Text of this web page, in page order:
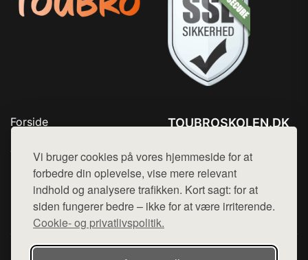
Vi bruger cookies på vores hjemmeside for at
forbedre din oplevelse, vise mere relevant
indhold og analysere trafikken. Kort sagt: for at
siden fungerer bedre – ikke for at være irriterende.
Cookie- og privatlivspolitik.
Forside
Top Rabatter
Blog
Kontakt
TOUBROSKOLEN.DK
Mail: hej@want.dk
Cookie- og privatlivspolitik